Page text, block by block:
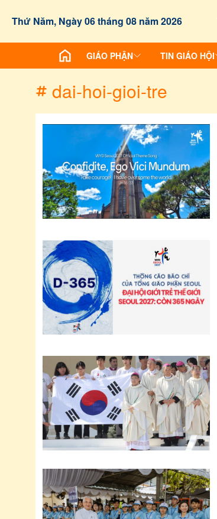
Thứ Năm, Ngày 06 tháng 08 năm 2026
GIÁO PHẬN TIN GIÁO HỘI
dai-hoi-gioi-tre